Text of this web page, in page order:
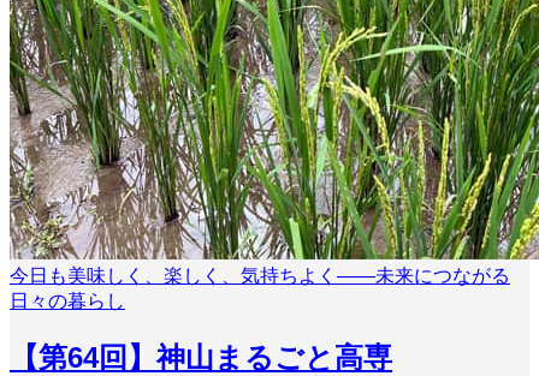
今日も美味しく、楽しく、気持ちよく――未来につながる
日々の暮らし
【第64回】神山まるごと高専